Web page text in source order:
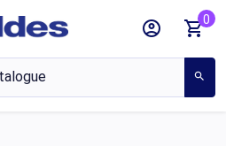
search
account_circle shopping_cart0